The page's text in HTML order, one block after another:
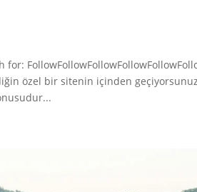
özel bir sitenin içinden